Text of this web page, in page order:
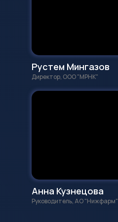
Руководитель, АО "Нижфарм"
Анна Кузнецова
Рустем Мингазов
Директор, ООО "МРНК"